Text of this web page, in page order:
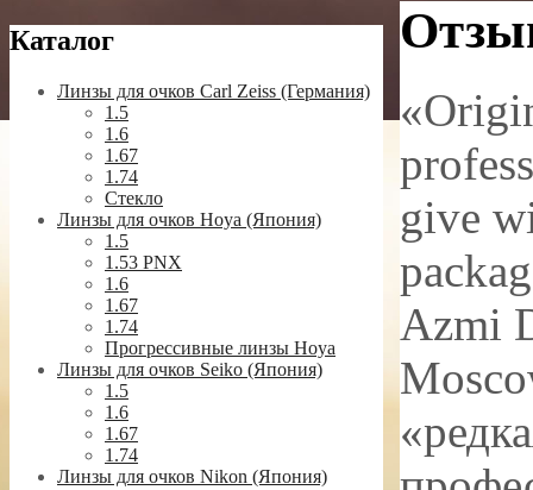
Каталог
Линзы для очков Carl Zeiss (Германия)
1.5
1.6
1.67
1.74
Стекло
Линзы для очков Hoya (Япония)
1.5
1.53 PNX
1.6
1.67
1.74
Прогрессивные линзы Hoya
Линзы для очков Seiko (Япония)
1.5
1.6
1.67
1.74
Линзы для очков Nikon (Япония)
give
Azmi